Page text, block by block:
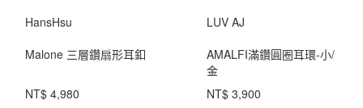
HansHsu
Malone 三層鑽扇形耳釦
NT$ 4,980
LUV AJ
AMALFI滿鑽圓圈耳環-小/
金
NT$ 3,900